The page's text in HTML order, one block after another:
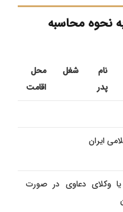
نحوه محاسبه
نام
پدر
شغل
محل
اقامت
ایران
وکلای دعاوی در صورت